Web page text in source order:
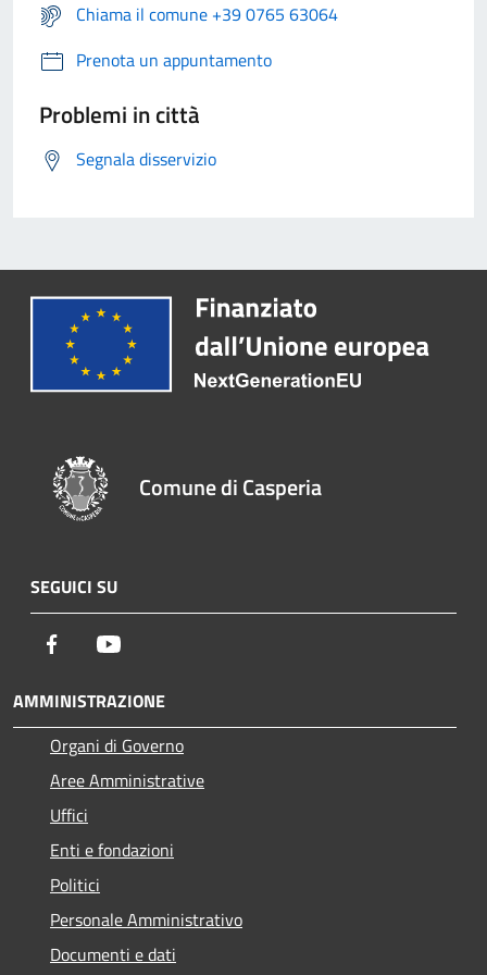
Chiama il comune +39 0765 63064
Prenota un appuntamento
Problemi in città
Segnala disservizio
Comune di Casperia
SEGUICI SU
Facebook
AMMINISTRAZIONE
Organi di Governo
Aree Amministrative
Uffici
Enti e fondazioni
Politici
Personale Amministrativo
Documenti e dati